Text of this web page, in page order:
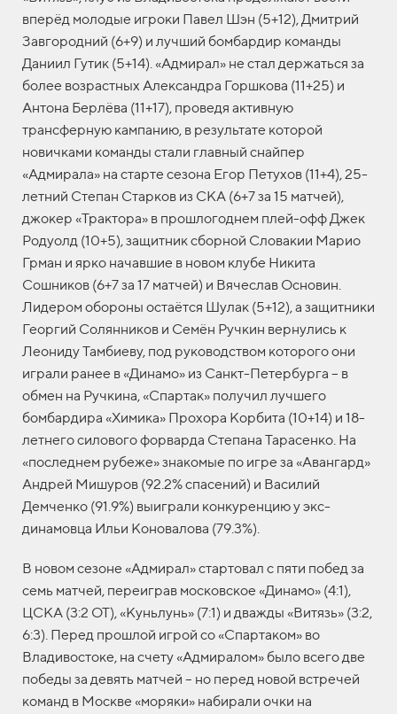
вперёд молодые игроки Павел Шэн (5+12), Дмитрий
Завгородний (6+9) и лучший бомбардир команды
Даниил Гутик (5+14). «Адмирал» не стал держаться за
более возрастных Александра Горшкова (11+25) и
Антона Берлёва (11+17), проведя активную
трансферную кампанию, в результате которой
новичками команды стали главный снайпер
«Адмирала» на старте сезона Егор Петухов (11+4), 25-
летний Степан Старков из СКА (6+7 за 15 матчей),
джокер «Трактора» в прошлогоднем плей-офф Джек
Родуолд (10+5), защитник сборной Словакии Марио
Грман и ярко начавшие в новом клубе Никита
Сошников (6+7 за 17 матчей) и Вячеслав Основин.
Лидером обороны остаётся Шулак (5+12), а защитники
Георгий Солянников и Семён Ручкин вернулись к
Леониду Тамбиеву, под руководством которого они
играли ранее в «Динамо» из Санкт-Петербурга – в
обмен на Ручкина, «Спартак» получил лучшего
бомбардира «Химика» Прохора Корбита (10+14) и 18-
летнего силового форварда Степана Тарасенко. На
«последнем рубеже» знакомые по игре за «Авангард»
Андрей Мишуров (92.2% спасений) и Василий
Демченко (91.9%) выиграли конкуренцию у экс-
динамовца Ильи Коновалова (79.3%).
В новом сезоне «Адмирал» стартовал с пяти побед за
семь матчей, переиграв московское «Динамо» (4:1),
ЦСКА (3:2 ОТ), «Куньлунь» (7:1) и дважды «Витязь» (3:2,
6:3). Перед прошлой игрой со «Спартаком» во
Владивостоке, на счету «Адмиралом» было всего две
победы за девять матчей – но перед новой встречей
команд в Москве «моряки» набирали очки на